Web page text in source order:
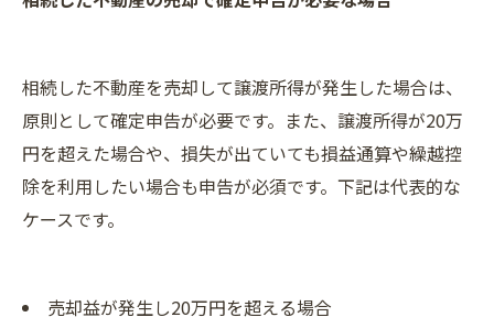
相続した不動産を売却して譲渡所得が発生した場合は、
原則として確定申告が必要です。また、譲渡所得が20万
円を超えた場合や、損失が出ていても損益通算や繰越控
除を利用したい場合も申告が必須です。下記は代表的な
ケースです。
売却益が発生し20万円を超える場合